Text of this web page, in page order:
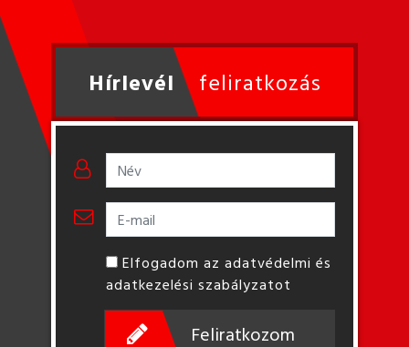
Hírlevél feliratkozás
Elfogadom az adatvédelmi és
adatkezelési szabályzatot
Feliratkozom